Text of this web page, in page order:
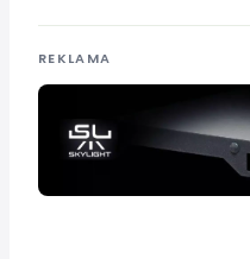
REKLAMA